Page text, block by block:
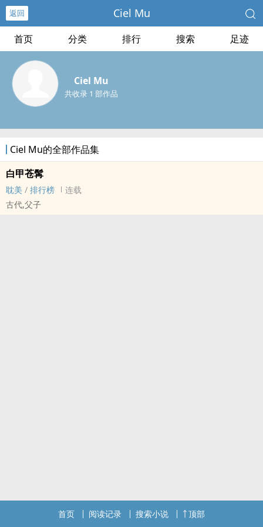
返回 Ciel Mu
首页 分类 排行 搜索 足迹
Ciel Mu
共收录 1 部作品
Ciel Mu的全部作品集
白甲苍髯
耽美 / 排行榜
连载
古代,父子
首页 阅读记录 搜索小说 顶部